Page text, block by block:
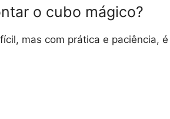
o cubo mágico?
mas com prática e paciência, é